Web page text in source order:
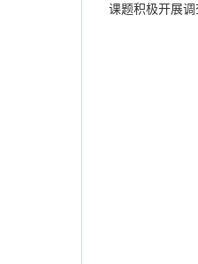
课题积极开展